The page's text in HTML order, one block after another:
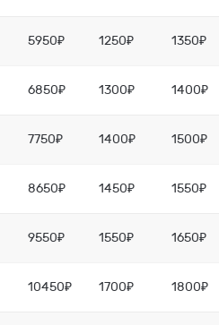
5950₽ 1250₽ 1350₽
6850₽ 1300₽ 1400₽
7750₽ 1400₽ 1500₽
8650₽ 1450₽ 1550₽
9550₽ 1550₽ 1650₽
10450₽ 1700₽ 1800₽